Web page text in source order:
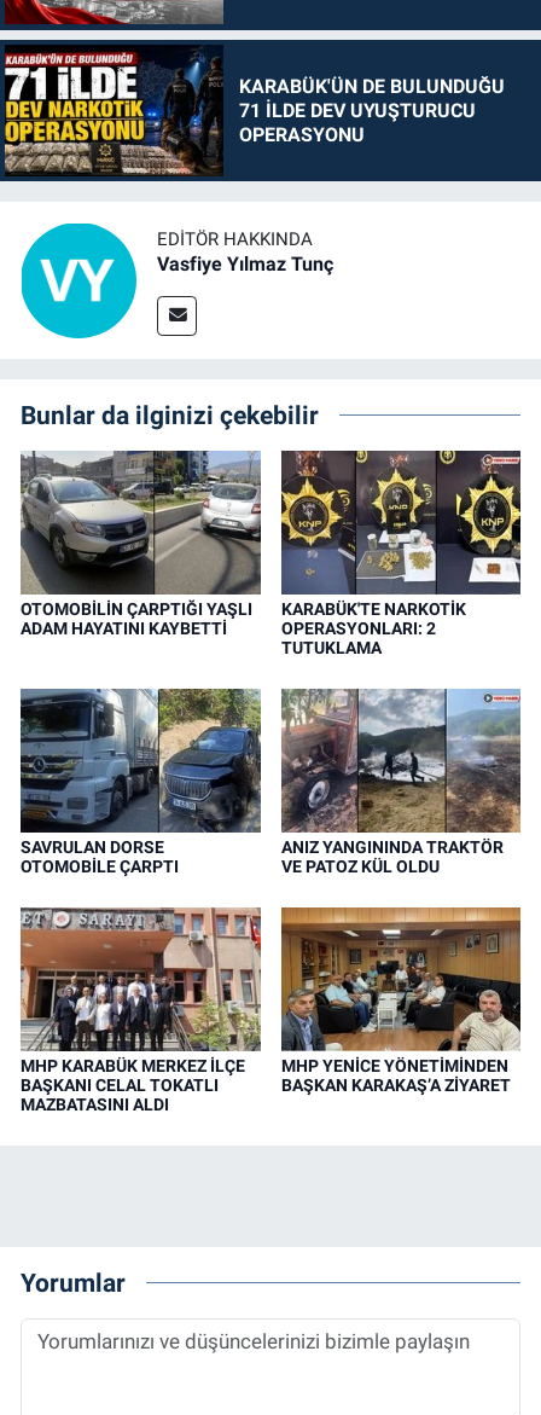
KARABÜK'ÜN DE BULUNDUĞU
71 İLDE DEV UYUŞTURUCU
OPERASYONU
EDITÖR HAKKINDA
Vasfiye Yılmaz Tunç
Bunlar da ilginizi çekebilir
OTOMOBİLİN ÇARPTIĞI YAŞLI
ADAM HAYATINI KAYBETTİ
KARABÜK'TE NARKOTİK
OPERASYONLARI: 2
TUTUKLAMA
SAVRULAN DORSE
OTOMOBİLE ÇARPTI
ANIZ YANGININDA TRAKTÖR
VE PATOZ KÜL OLDU
MHP KARABÜK MERKEZ İLÇE
BAŞKANI CELAL TOKATLI
MAZBATASINI ALDI
MHP YENİCE YÖNETİMİNDEN
BAŞKAN KARAKAŞ’A ZİYARET
Yorumlar